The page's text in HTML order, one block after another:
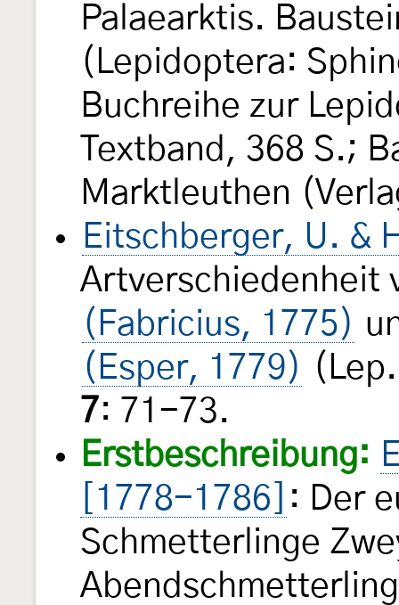
Palaearktis.
(Lepidoptera:
Buchreihe zur
Textband, 368 S.;
Marktleuthen
Eitschberger, U. &
Artverschiedenheit
(Fabricius, 1775)
(Esper, 1779)
7: 71-73.
Erstbeschreibung:
[1778-1786]
: Der
Schmetterlinge